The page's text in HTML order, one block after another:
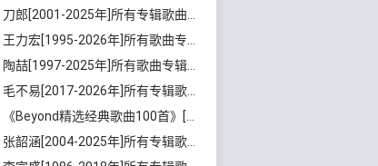
刀郎[2001-2025年]所有专辑歌曲合集打包[无损FLAC/MP3/8.91GB]百度云网盘下载
王力宏[1995-2026年]所有歌曲专辑合集[无损FLAC/MP3/14.41GB]百度云网盘下载
陶喆[1997-2025年]所有歌曲专辑合集[无损FLAC/MP3/7.75GB]百度云网盘下载
毛不易[2017-2026年]所有专辑歌曲合集[无损FLAC/MP3/5.72GB]百度云网盘下载
《Beyond精选经典歌曲100首》[无损FLAC/MP3/3.85GB]百度云网盘下载
张韶涵[2004-2025年]所有专辑歌曲合集 [无损MP3/FLAC/7.5GB]百度云网盘下载